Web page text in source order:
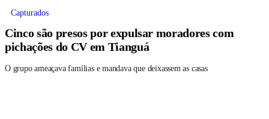
Capturados
Cinco são presos por expulsar moradores com
pichações do CV em Tianguá
O grupo ameaçava famílias e mandava que deixassem as casas